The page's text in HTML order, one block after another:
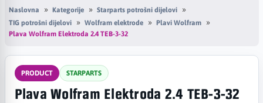
Naslovna Kategorije
Starparts potrošni dijelovi
TIG potrošni dijelovi
Wolfram elektrode
Plavi Wolfram
Plava Wolfram Elektroda 2.4 TEB-3-32
PRODUCT STARPARTS
Plava Wolfram Elektroda 2.4 TEB-3-32